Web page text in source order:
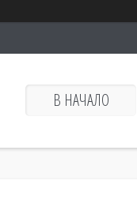
В НАЧАЛО